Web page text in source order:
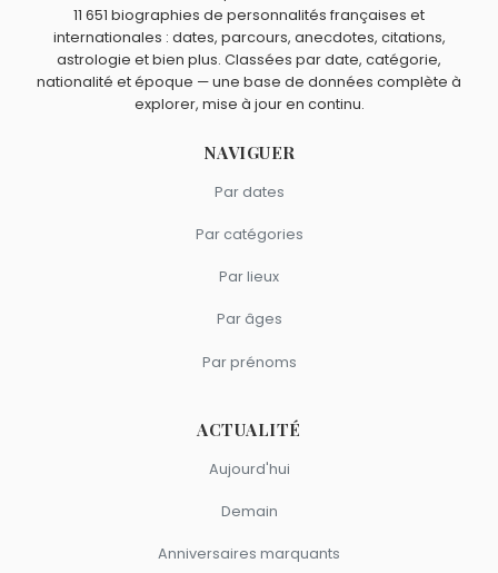
River Phoenixsont du signe Vierge.
11 651 biographies de personnalités françaises et
internationales : dates, parcours, anecdotes, citations,
astrologie et bien plus. Classées par date, catégorie,
nationalité et époque — une base de données complète à
explorer, mise à jour en continu.
NAVIGUER
Par dates
Par catégories
Par lieux
Par âges
Par prénoms
ACTUALITÉ
Aujourd'hui
Demain
Anniversaires marquants